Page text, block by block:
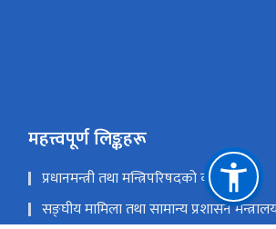
महत्त्वपूर्ण लिङ्कहरू
प्रधानमन्त्री तथा मन्त्रिपरिषदको कार्यालय
सङ्‍घीय मामिला तथा सामान्य प्रशासन